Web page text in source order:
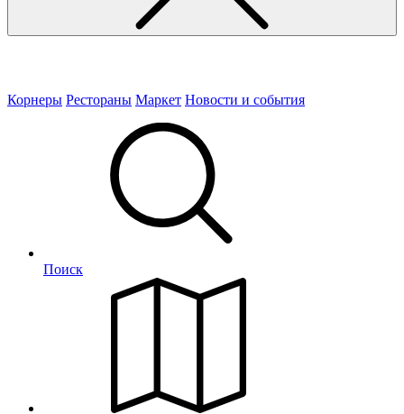
Корнеры Рестораны Маркет Новости и события
Поиск